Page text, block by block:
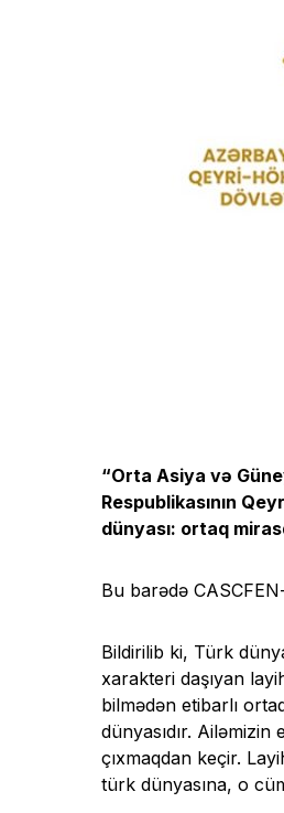
“Orta Asiya və
Respublikasının
dünyası: ortaq
Bu barədə
Bildirilib ki, Türk
xarakteri daşıyan
bilmədən etibarlı
dünyasıdır.
çıxmaqdan keçir.
türk dünyasına, o